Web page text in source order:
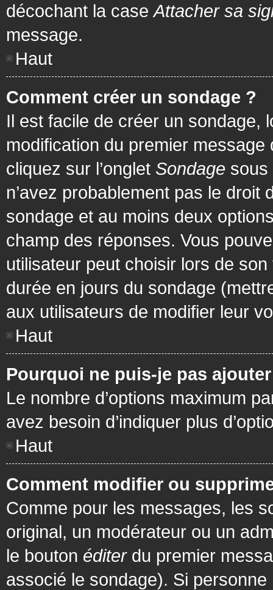
décochant la caseAttacher sa
message.
Haut
Comment créer un sondage ?
Il est facile de créer un sondage,
modification du premier
cliquez sur l’onglet Sondage sous
n’avez probablement pas le
sondage et au moins deux
champ des réponses. Vous
utilisateur peut choisir lors de
durée en jours du sondage
aux utilisateurs de modifier leur
Haut
Pourquoi ne puis-je pas
Le nombre d’options maximum
avez besoin d’indiquer plus
Haut
Comment modifier ou
Comme pour les messages, les
original, un modérateur ou un
le bouton éditerdu premier
associé le sondage). Si personne